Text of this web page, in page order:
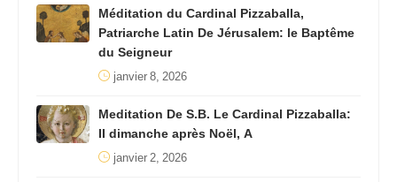
Méditation du Cardinal Pizzaballa,
Patriarche Latin De Jérusalem: le Baptême
du Seigneur
janvier 8, 2026
Meditation De S.B. Le Cardinal Pizzaballa:
II dimanche après Noël, A
janvier 2, 2026